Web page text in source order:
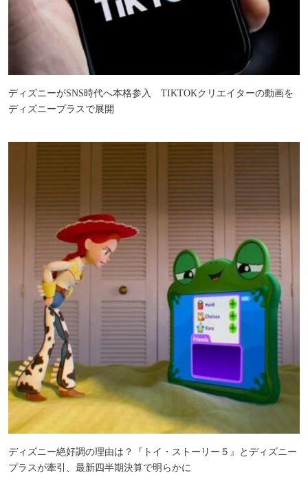
ディズニーがSNS時代へ本格参入 TIKTOKクリエイターの動画を
ディズニープラスで展開
ディズニー絶好調の理由は？『トイ・ストーリー５』とディズニー
プラスが牽引、最新四半期決算で明らかに